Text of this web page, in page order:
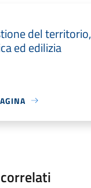
del territorio,
ed edilizia